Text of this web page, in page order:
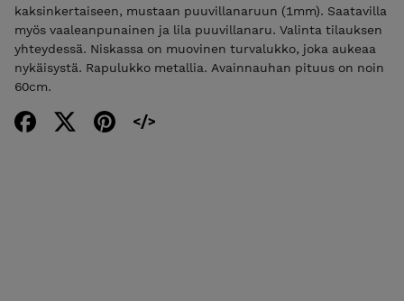
kaksinkertaiseen, mustaan puuvillanaruun (1mm). Saatavilla
myös vaaleanpunainen ja lila puuvillanaru. Valinta tilauksen
yhteydessä. Niskassa on muovinen turvalukko, joka aukeaa
nykäisystä. Rapulukko metallia. Avainnauhan pituus on noin
60cm.